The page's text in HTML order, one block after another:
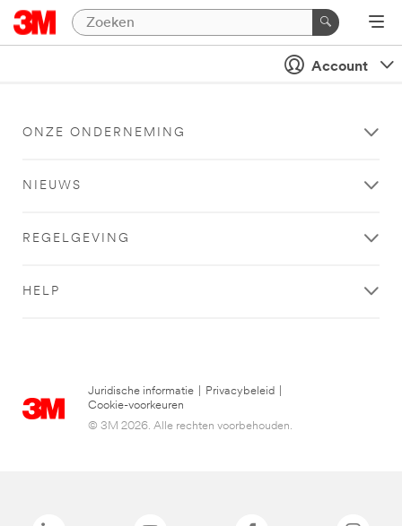
Account
ONZE ONDERNEMING
NIEUWS
REGELGEVING
HELP
Juridische informatie Privacybeleid
Cookie-voorkeuren
© 3M 2026. Alle rechten voorbehouden.